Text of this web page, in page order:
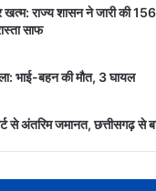
खत्म: राज्य शासन ने जारी की
साफ
भाई-बहन की मौत, 3 घायल
से अंतरिम जमानत, छत्तीसगढ़ से